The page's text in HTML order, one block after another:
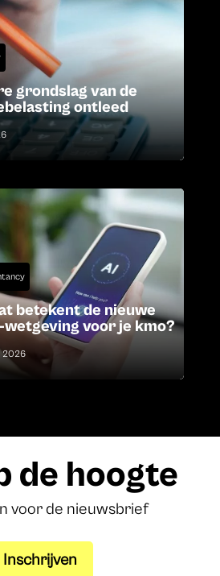
grondslag van de
ontleed
betekent de nieuwe
wetgeving voor je kmo?
2026
de hoogte
voor de nieuwsbrief
Inschrijven